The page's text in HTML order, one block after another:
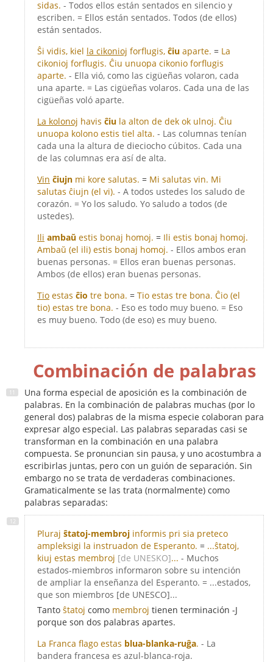
sidas. - Todos ellos están sentados en silencio y
escriben. = Ellos están sentados. Todos (de ellos)
están sentados.
Ŝi vidis, kiel la cikonioj forflugis, ĉiu aparte. = La
cikonioj forflugis. Ĉiu unuopa cikonio forflugis
aparte. - Ella vió, como las cigüeñas volaron, cada
una aparte. = Las cigüeñas volaros. Cada una de las
cigüeñas voló aparte.
La kolonoj havis ĉiu la alton de dek ok ulnoj. Ĉiu
unuopa kolono estis tiel alta. - Las columnas tenían
cada una la altura de dieciocho cúbitos. Cada una
de las columnas era así de alta.
Vin ĉiujn mi kore salutas. = Mi salutas vin. Mi
salutas ĉiujn (el vi). - A todos ustedes los saludo de
corazón. = Yo los saludo. Yo saludo a todos (de
ustedes).
Ili ambaŭ estis bonaj homoj. = Ili estis bonaj homoj.
Ambaŭ (el ili) estis bonaj homoj. - Ellos ambos eran
buenas personas. = Ellos eran buenas personas.
Ambos (de ellos) eran buenas personas.
Tio estas ĉio tre bona. = Tio estas tre bona. Ĉio (el
tio) estas tre bona. - Eso es todo muy bueno. = Eso
es muy bueno. Todo (de eso) es muy bueno.
Combinación de palabras
Una forma especial de aposición es la combinación de
palabras. En la combinación de palabras muchas (por lo
general dos) palabras de la misma especie colaboran para
expresar algo especial. Las palabras separadas casi se
transforman en la combinación en una palabra
compuesta. Se pronuncian sin pausa, y uno acostumbra a
escribirlas juntas, pero con un guión de separación. Sin
embargo no se trata de verdaderas combinaciones.
Gramaticalmente se las trata (normalmente) como
palabras separadas:
Pluraj ŝtatoj-membroj informis pri sia preteco
ampleksigi la instruadon de Esperanto. = ...ŝtatoj,
kiuj estas membroj [de UNESKO]... - Muchos
estados-miembros informaron sobre su intención
de ampliar la enseñanza del Esperanto. = ...estados,
que son miembros [de UNESCO]...
Tanto ŝtatoj como membroj tienen terminación -J
porque son dos palabras apartes.
La Franca flago estas blua-blanka-ruĝa. - La
bandera francesa es azul-blanca-roja.